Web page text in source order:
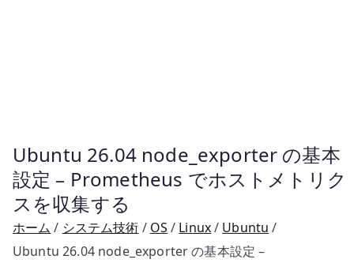
Ubuntu 26.04 node_exporter の基本
設定 – Prometheus でホストメトリク
スを収集する
ホーム システム技術 OS Linux
Ubuntu
Ubuntu 26.04 node_exporter の基本設定 –